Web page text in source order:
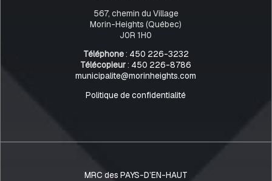
567, chemin du Village
Morin-Heights (Québec)
J0R 1H0
Téléphone: 450 226-3232
Télécopieur: 450 226-8786
municipalite@morinheights.com
Politique de confidentialité
MRC des PAYS-D’EN-HAUT